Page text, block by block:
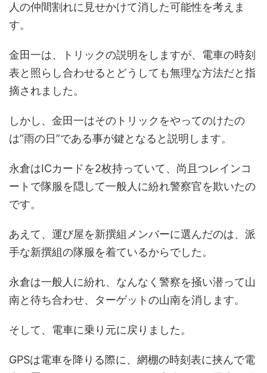
人の仲間割れに見せかけて消した可能性を考えま
す。
金田一は、トリックの説明をしますが、電車の時刻
表と照らし合わせるとどうしても無理な方法だと指
摘されました。
しかし、金田一はそのトリックをやってのけたの
は”雨の日”である事が鍵となると説明します。
永倉はICカードを2枚持っていて、尚且つレインコ
ートで隊服を隠して一般人に紛れ警察官を欺いたの
です。
あえて、運び屋を新撰組メンバーに選んだのは、派
手な新撰組の隊服を着ているからでした。
永倉は一般人に紛れ、なんなく警察を掻い潜って山
南と待ち合わせ、ターゲットの山南を消します。
そして、電車に乗り元に戻りました。
GPSは電車を降りる際に、網棚の時刻表に挟んで電